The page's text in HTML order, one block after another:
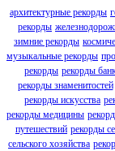
архитектурные рекорды
рекорды
зимние рекорды
музыкальные рекорды
рекорды рекорды
рекорды знаменитостей
рекорды искусства
рекорды медицины
путешествий рекорды
сельского хозяйства